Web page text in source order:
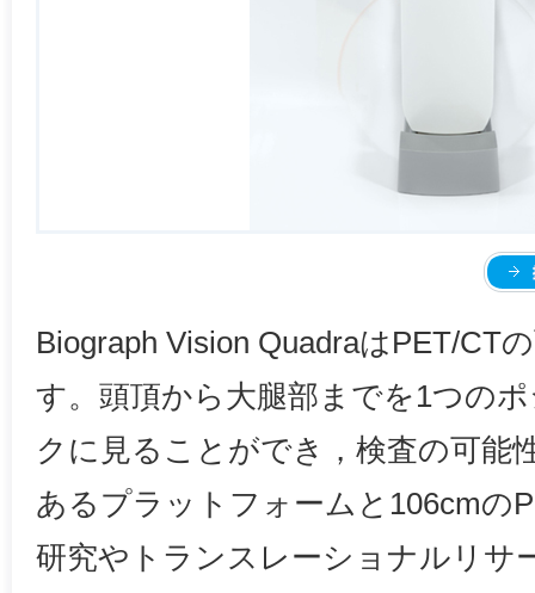
Biograph Vision QuadraはPET/CT
す。頭頂から大腿部までを1つの
クに見ることができ，検査の可能
あるプラットフォームと106cmの
研究やトランスレーショナルリサ